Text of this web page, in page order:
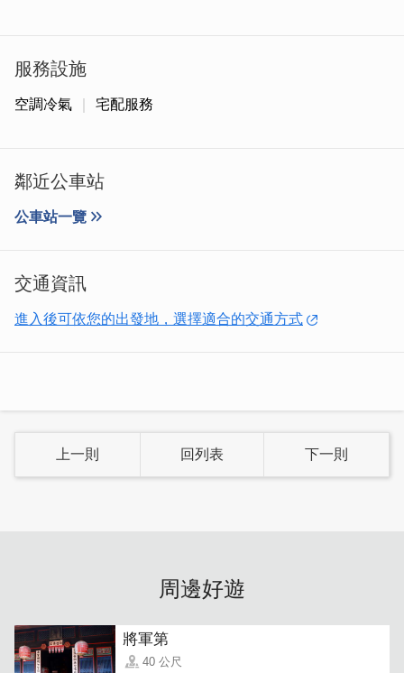
復於西元2007年創立「天根草典」成為金門一條根代表性
大消費者肯定
服務設施
空調冷氣 宅配服務
鄰近公車站
公車站一覽
交通資訊
進入後可依您的出發地，選擇適合的交通方式
上一則 回列表 下一則
周邊好遊
將軍第
40 公尺